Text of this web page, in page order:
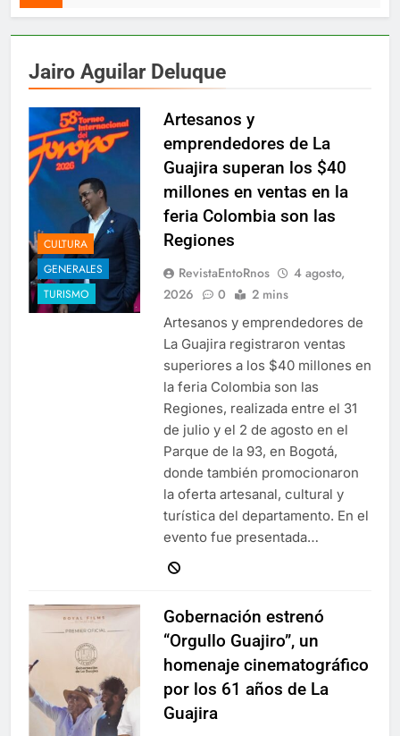
Jairo Aguilar Deluque
CULTURA
GENERALES
TURISMO
Artesanos y
emprendedores de La
Guajira superan los $40
millones en ventas en la
feria Colombia son las
Regiones
RevistaEntoRnos
4 agosto,
2026
0 2 mins
Artesanos y emprendedores de
La Guajira registraron ventas
superiores a los $40 millones en
la feria Colombia son las
Regiones, realizada entre el 31
de julio y el 2 de agosto en el
Parque de la 93, en Bogotá,
donde también promocionaron
la oferta artesanal, cultural y
turística del departamento. En el
evento fue presentada…
Gobernación estrenó
“Orgullo Guajiro”, un
homenaje cinematográfico
por los 61 años de La
Guajira